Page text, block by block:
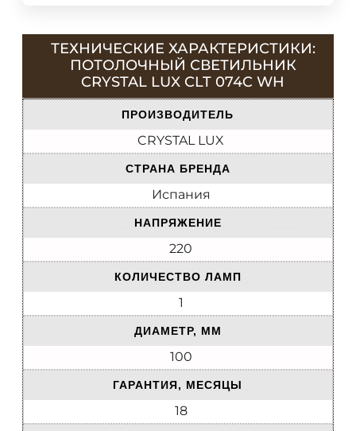
ТЕХНИЧЕСКИЕ ХАРАКТЕРИСТИКИ:
ПОТОЛОЧНЫЙ СВЕТИЛЬНИК
CRYSTAL LUX CLT 074C WH
ПРОИЗВОДИТЕЛЬ
CRYSTAL LUX
СТРАНА БРЕНДА
Испания
НАПРЯЖЕНИЕ
220
КОЛИЧЕСТВО ЛАМП
1
ДИАМЕТР, ММ
100
ГАРАНТИЯ, МЕСЯЦЫ
18